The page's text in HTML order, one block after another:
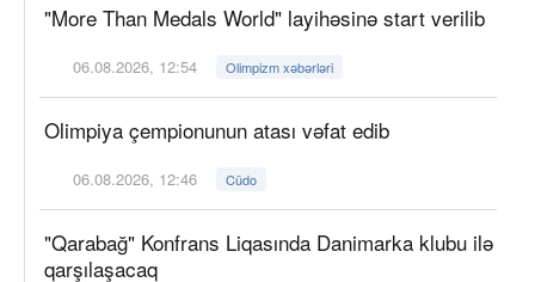
"More Than Medals World" layihəsinə start verilib
06.08.2026, 12:54 Olimpizm xəbərləri
Olimpiya çempionunun atası vəfat edib
06.08.2026, 12:46 Cüdo
"Qarabağ" Konfrans Liqasında Danimarka klubu ilə
qarşılaşacaq